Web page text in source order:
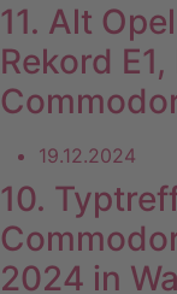
11. Alt
Rekord
19.12.2024
10.
2024 in